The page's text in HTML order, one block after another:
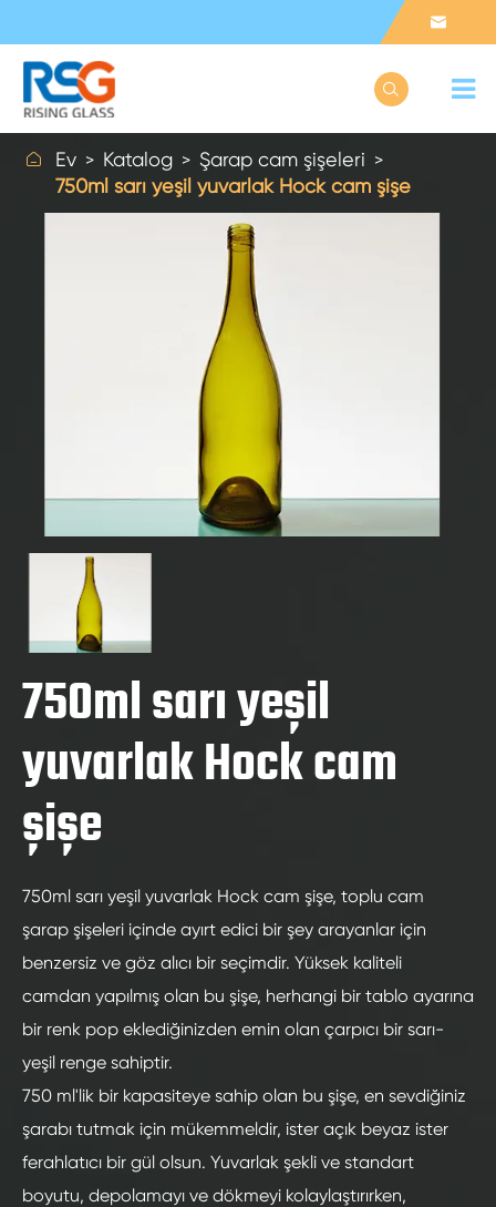


 Ev Katalog
Şarap cam şişeleri
750ml sarı yeşil yuvarlak Hock cam şişe
750ml sarı yeşil
yuvarlak Hock cam
şişe
750ml sarı yeşil yuvarlak Hock cam şişe, toplu cam
şarap şişeleri içinde ayırt edici bir şey arayanlar için
benzersiz ve göz alıcı bir seçimdir. Yüksek kaliteli
camdan yapılmış olan bu şişe, herhangi bir tablo ayarına
bir renk pop eklediğinizden emin olan çarpıcı bir sarı-
yeşil renge sahiptir.
750 ml'lik bir kapasiteye sahip olan bu şişe, en sevdiğiniz
şarabı tutmak için mükemmeldir, ister açık beyaz ister
ferahlatıcı bir gül olsun. Yuvarlak şekli ve standart
boyutu, depolamayı ve dökmeyi kolaylaştırırken,